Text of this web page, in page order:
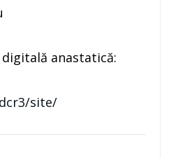
anastatică:
site/